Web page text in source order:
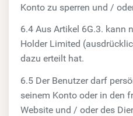
Konto zu sperren und /
6.4 Aus Artikel 6G.3. kann
Holder Limited
dazu erteilt hat.
6.5 Der Benutzer darf
seinem Konto oder in den
Website und / oder des